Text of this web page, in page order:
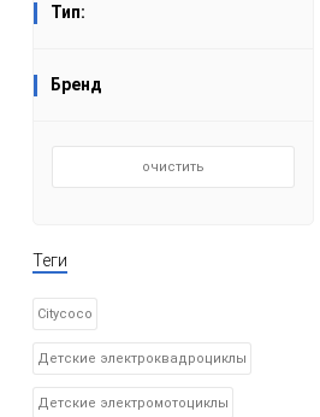
Тип:
Бренд
очистить
Теги
Citycoco
Детские электроквадроциклы
Детские электромотоциклы